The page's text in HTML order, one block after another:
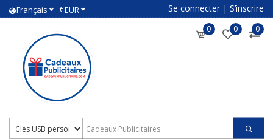
Français €EUR Se connecter | S’inscrire
0 0 0